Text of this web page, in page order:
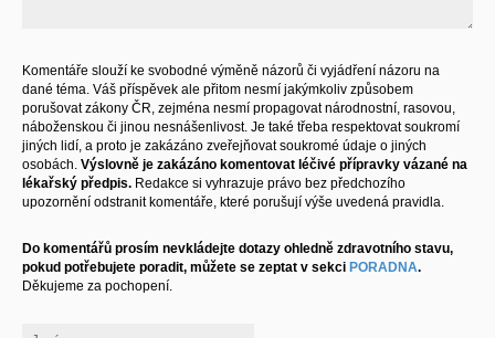
Komentáře slouží ke svobodné výměně názorů či vyjádření názoru na
dané téma. Váš příspěvek ale přitom nesmí jakýmkoliv způsobem
porušovat zákony ČR, zejména nesmí propagovat národnostní, rasovou,
náboženskou či jinou nesnášenlivost. Je také třeba respektovat soukromí
jiných lidí, a proto je zakázáno zveřejňovat soukromé údaje o jiných
osobách. Výslovně je zakázáno komentovat léčivé přípravky vázané na
lékařský předpis. Redakce si vyhrazuje právo bez předchozího
upozornění odstranit komentáře, které porušují výše uvedená pravidla.
Do komentářů prosím nevkládejte dotazy ohledně zdravotního stavu,
pokud potřebujete poradit, můžete se zeptat v sekci PORADNA.
Děkujeme za pochopení.